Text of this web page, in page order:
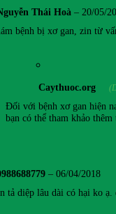
Thái Hoà – 20/05/
bệnh bị xơ gan, zin từ
Caythuoc.org
Đối với bệnh xơ gan hiện
bạn có thể tham khảo thêm
– 06/04/2018
tả diệp lâu dài có hại ko